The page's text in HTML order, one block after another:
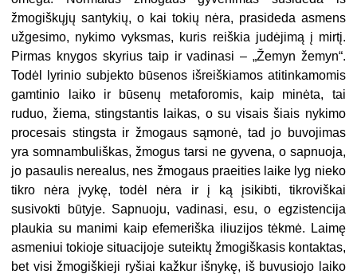
žmogiškųjų santykių, o kai tokių nėra, prasideda asmens
užgesimo, nykimo vyksmas, kuris reiškia judėjimą į mirtį.
Pirmas knygos skyrius taip ir vadinasi – „Žemyn žemyn“.
Todėl lyrinio subjekto būsenos išreiškiamos atitinkamomis
gamtinio laiko ir būsenų metaforomis, kaip minėta, tai
ruduo, žiema, stingstantis laikas, o su visais šiais nykimo
procesais stingsta ir žmogaus sąmonė, tad jo buvojimas
yra somnambuliškas, žmogus tarsi ne gyvena, o sapnuoja,
jo pasaulis nerealus, nes žmogaus praeities laike lyg nieko
tikro nėra įvykę, todėl nėra ir į ką įsikibti, tikroviškai
susivokti būtyje. Sapnuoju, vadinasi, esu, o egzistencija
plaukia su manimi kaip efemeriška iliuzijos tėkmė. Laimę
asmeniui tokioje situacijoje suteiktų žmogiškasis kontaktas,
bet visi žmogiškieji ryšiai kažkur išnykę, iš buvusiojo laiko